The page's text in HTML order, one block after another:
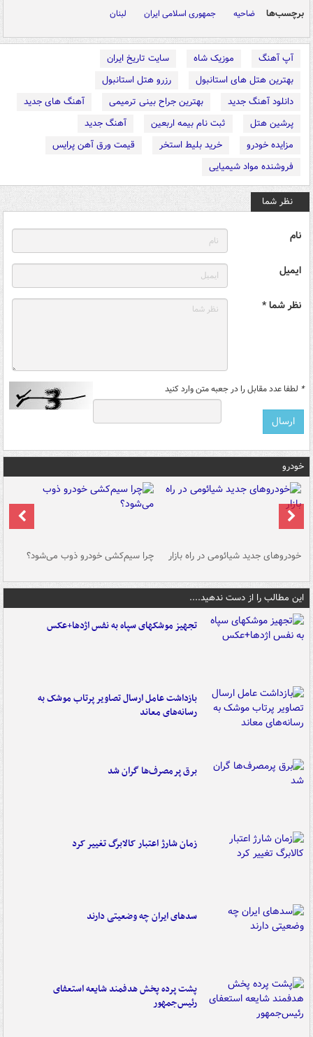
برچسب‌ها ضاحیه جمهوری اسلامی ایران لبنان
آپ آهنگ موزیک شاه
سایت تاریخ ایران
بهترین هتل های استانبول
رزرو هتل استانبول
دانلود آهنگ جدید
بهترین جراح بینی ترمیمی
آهنگ های جدید
پرشین هتل
ثبت نام بیمه اربعین
آهنگ جدید
مزایده خودرو
خرید بلیط استخر
قیمت ورق آهن پرایس
فروشنده مواد شیمیایی
نظر شما
نام
ایمیل
نظر شما *
* لطفا عدد مقابل را در جعبه متن وارد کنید
خودرو
خودروهای جدید شیائومی در راه بازار چرا سیم‌کشی خودرو ذوب می‌شود؟
این مطالب را از دست ندهید....
تجهیز موشکهای سپاه به نفس اژدها+عکس
بازداشت عامل ارسال تصاویر پرتاب موشک به
رسانه‌های معاند
برق پرمصرف‌ها گران شد
زمان شارژ اعتبار کالابرگ تغییر کرد
سدهای ایران چه وضعیتی دارند
پشت پرده پخش هدفمند شایعه استعفای
رئیس‌جمهور